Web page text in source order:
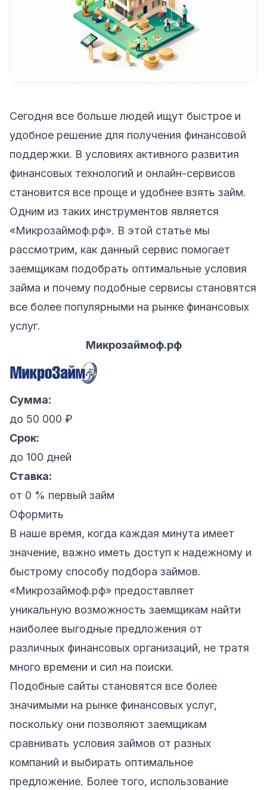
Сегодня все больше людей ищут быстрое и
удобное решение для получения финансовой
поддержки. В условиях активного развития
финансовых технологий и онлайн-сервисов
становится все проще и удобнее взять займ.
Одним из таких инструментов является
«Микрозаймоф.рф». В этой статье мы
рассмотрим, как данный сервис помогает
заемщикам подобрать оптимальные условия
займа и почему подобные сервисы становятся
все более популярными на рынке финансовых
услуг.
Микрозаймоф.рф
Сумма:
до 50 000 ₽
Срок:
до 100 дней
Ставка:
от 0 % первый займ
Оформить
В наше время, когда каждая минута имеет
значение, важно иметь доступ к надежному и
быстрому способу подбора займов.
«Микрозаймоф.рф» предоставляет
уникальную возможность заемщикам найти
наиболее выгодные предложения от
различных финансовых организаций, не тратя
много времени и сил на поиски.
Подобные сайты становятся все более
значимыми на рынке финансовых услуг,
поскольку они позволяют заемщикам
сравнивать условия займов от разных
компаний и выбирать оптимальное
предложение. Более того, использование